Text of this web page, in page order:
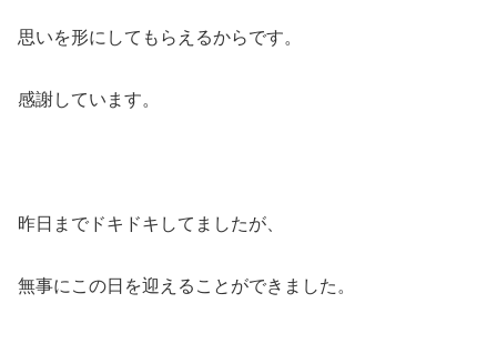
思いを形にしてもらえるからです。
感謝しています。
昨日までドキドキしてましたが、
無事にこの日を迎えることができました。